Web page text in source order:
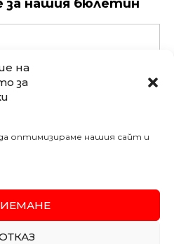
на
за
оптимизираме нашия сайт и
за нашия бюлетин
в социалните мрежи:
Secured